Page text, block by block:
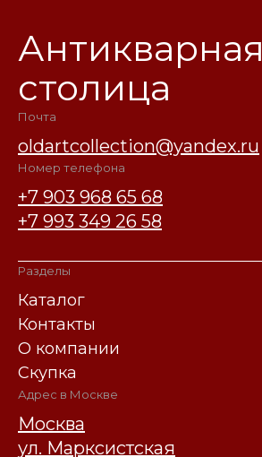
Антикварная
столица
Почта
oldartcollection@yandex.ru
Номер телефона
+7 903 968 65 68
+7 993 349 26 58
Разделы
Каталог
Контакты
О компании
Скупка
Адрес в Москве
Москва
ул. Марксистская